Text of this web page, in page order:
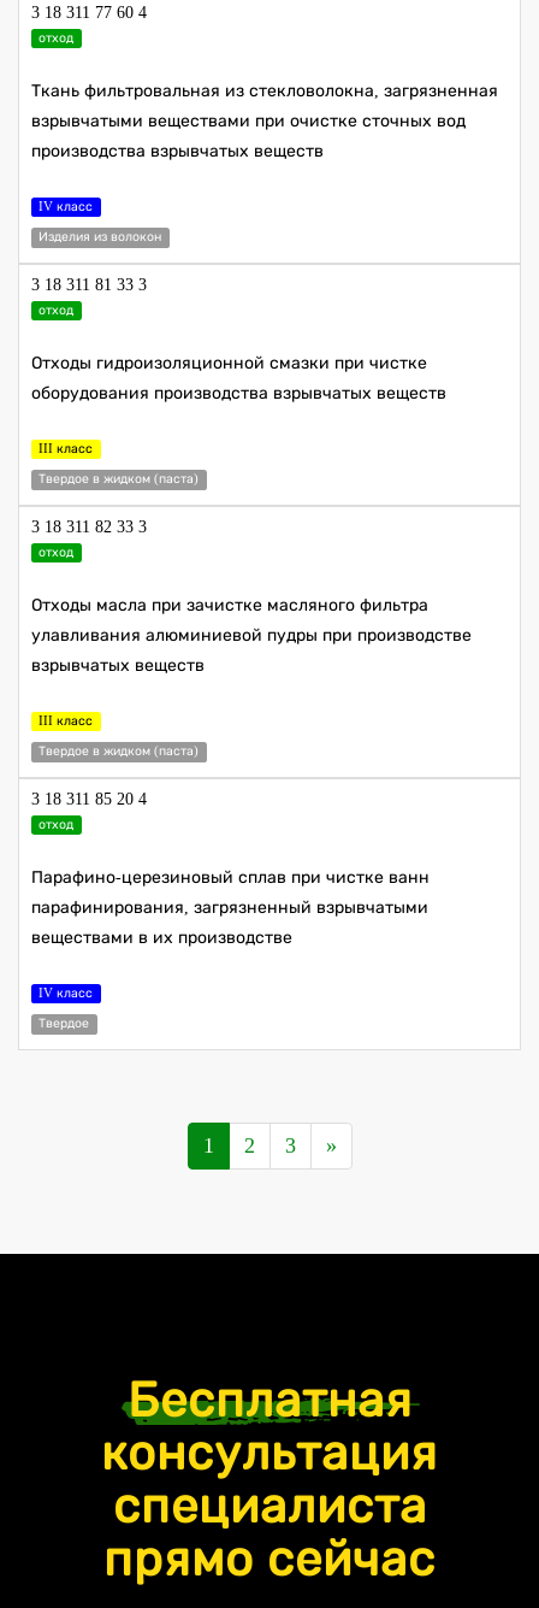
3 18 311 77 60 4
отход
Ткань фильтровальная из стекловолокна, загрязненная
взрывчатыми веществами при очистке сточных вод
производства взрывчатых веществ
IV класс
Изделия из волокон
3 18 311 81 33 3
отход
Отходы гидроизоляционной смазки при чистке
оборудования производства взрывчатых веществ
III класс
Твердое в жидком (паста)
3 18 311 82 33 3
отход
Отходы масла при зачистке масляного фильтра
улавливания алюминиевой пудры при производстве
взрывчатых веществ
III класс
Твердое в жидком (паста)
3 18 311 85 20 4
отход
Парафино-церезиновый сплав при чистке ванн
парафинирования, загрязненный взрывчатыми
веществами в их производстве
IV класс
Твердое
1 2 3 »
Бесплатная
консультация
специалиста
прямо сейчас